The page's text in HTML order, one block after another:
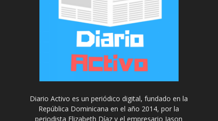
Diario Activo es un periódico digital, fundado en la
República Dominicana en el año 2014, por la
periodista Elizabeth Díaz y el empresario Jason